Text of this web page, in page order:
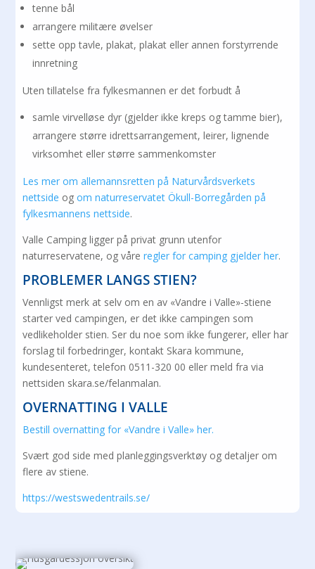
tenne bål
arrangere militære øvelser
sette opp tavle, plakat, plakat eller annen forstyrrende
innretning
Uten tillatelse fra fylkesmannen er det forbudt å
samle virvelløse dyr (gjelder ikke kreps og tamme bier),
arrangere større idrettsarrangement, leirer, lignende
virksomhet eller større sammenkomster
Les mer om allemannsretten på Naturvårdsverkets
nettside ogom naturreservatet Ökull-Borregården på
fylkesmannens nettside.
Valle Camping ligger på privat grunn utenfor
naturreservatene, og våreregler for camping gjelder her.
PROBLEMER LANGS STIEN?
Vennligst merk at selv om en av «Vandre i Valle»-stiene
starter ved campingen, er det ikke campingen som
vedlikeholder stien. Ser du noe som ikke fungerer, eller har
forslag til forbedringer, kontakt Skara kommune,
kundesenteret, telefon 0511-320 00 eller meld fra via
nettsiden skara.se/felanmalan.
OVERNATTING I VALLE
Bestill overnatting for «Vandre i Valle» her.
Svært god side med planleggingsverktøy og detaljer om
flere av stiene.
https://westswedentrails.se/